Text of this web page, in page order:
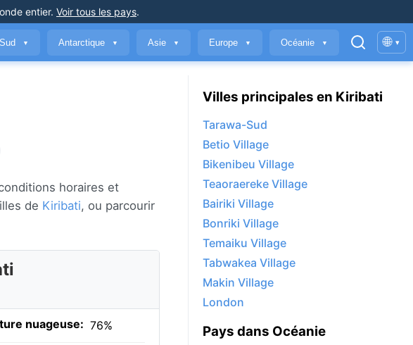
entier. Voir tous les pays.
▼ Antarctique ▼ Asie ▼ Europe ▼ Océanie ▼ 🌐 ▾
horaires et
de Kiribati, ou parcourir
nuageuse: 76%
Villes principales en Kiribati
Tarawa-Sud
Betio Village
Bikenibeu Village
Teaoraereke Village
Bairiki Village
Bonriki Village
Temaiku Village
Tabwakea Village
Makin Village
London
Pays dans Océanie